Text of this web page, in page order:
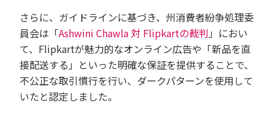
さらに、ガイドラインに基づき、州消費者紛争処理委
員会は「Ashwini Chawla 対 Flipkartの裁判 」におい
て、Flipkartが魅力的なオンライン広告や「新品を直
接配送する」といった明確な保証を提供することで、
不公正な取引慣行を行い、ダークパターンを使用して
いたと認定しました。